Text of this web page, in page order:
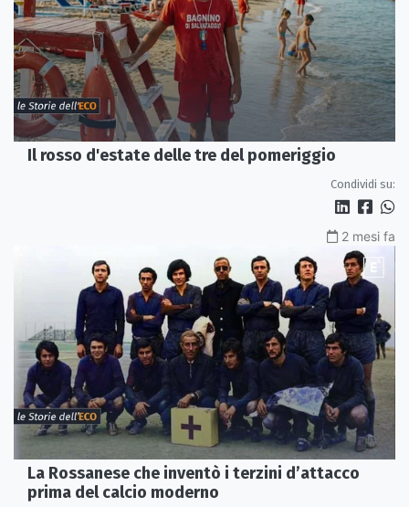
Il rosso d'estate delle tre del pomeriggio
Condividi su:
2 mesi fa
La Rossanese che inventò i terzini d’attacco
prima del calcio moderno